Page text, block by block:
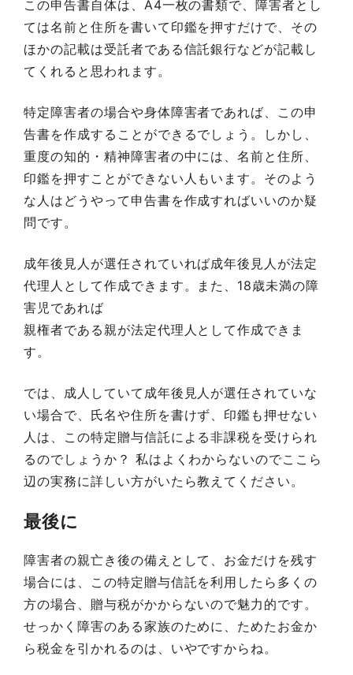
この申告書自体は、A4一枚の書類で、障害者とし
ては名前と住所を書いて印鑑を押すだけで、その
ほかの記載は受託者である信託銀行などが記載し
てくれると思われます。
特定障害者の場合や身体障害者であれば、この申
告書を作成することができるでしょう。しかし、
重度の知的・精神障害者の中には、名前と住所、
印鑑を押すことができない人もいます。そのよう
な人はどうやって申告書を作成すればいいのか疑
問です。
成年後見人が選任されていれば成年後見人が法定
代理人として作成できます。また、18歳未満の障
害児であれば
親権者である親が法定代理人として作成できま
す。
では、成人していて成年後見人が選任されていな
い場合で、氏名や住所を書けず、印鑑も押せない
人は、この特定贈与信託による非課税を受けられ
るのでしょうか？ 私はよくわからないのでここら
辺の実務に詳しい方がいたら教えてください。
最後に
障害者の親亡き後の備えとして、お金だけを残す
場合には、この特定贈与信託を利用したら多くの
方の場合、贈与税がかからないので魅力的です。
せっかく障害のある家族のために、ためたお金か
ら税金を引かれるのは、いやですからね。